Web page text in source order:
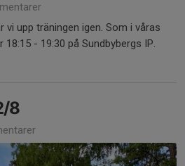
vi upp träningen igen. Som i våras
- 19:30 på Sundbybergs IP.
8